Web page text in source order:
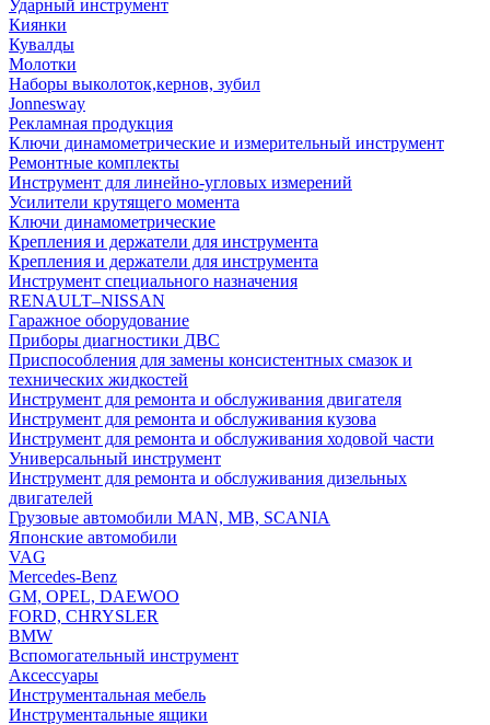
Ударный инструмент
Киянки
Кувалды
Молотки
Наборы выколоток,кернов, зубил
Jonnesway
Рекламная продукция
Ключи динамометрические и измерительный инструмент
Ремонтные комплекты
Инструмент для линейно-угловых измерений
Усилители крутящего момента
Ключи динамометрические
Крепления и держатели для инструмента
Крепления и держатели для инструмента
Инструмент специального назначения
RENAULT–NISSAN
Гаражное оборудование
Приборы диагностики ДВС
Приспособления для замены консистентных смазок и
технических жидкостей
Инструмент для ремонта и обслуживания двигателя
Инструмент для ремонта и обслуживания кузова
Инструмент для ремонта и обслуживания ходовой части
Универсальный инструмент
Инструмент для ремонта и обслуживания дизельных
двигателей
Грузовые автомобили MAN, MB, SCANIA
Японские автомобили
VAG
Mercedes-Benz
GM, OPEL, DAEWOO
FORD, CHRYSLER
BMW
Вспомогательный инструмент
Аксессуары
Инструментальная мебель
Инструментальные ящики